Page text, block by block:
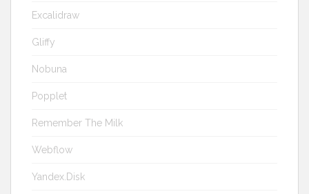
Excalidraw
Gliffy
Nobuna
Popplet
Remember The Milk
Webflow
Yandex.Disk